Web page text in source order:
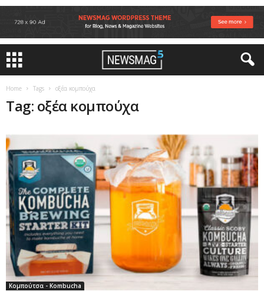
Home Tags οξέα κομπούχα
Tag: οξέα κομπούχα
Κομπούτσα - Kombucha